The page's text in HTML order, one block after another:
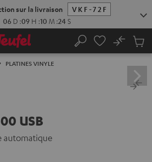
de réduction sur la livraison
06D :09H
Rechercher
No
panier
PLATINES VINYLE
USB
automatique